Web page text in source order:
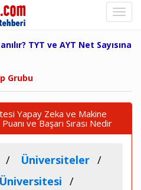
TYT ve AYT Net Sayısına
Grubu
Yapay Zeka ve Makine
ve Başarı Sırası Nedir
Üniversiteler